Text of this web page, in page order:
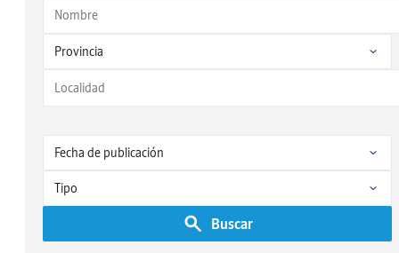
Buscar